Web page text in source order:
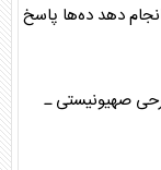
دهد ده‌ها پاسخ
صهیونیستی ـ